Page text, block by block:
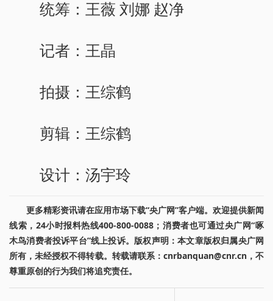
统筹：王薇 刘娜 赵净
记者：王晶
拍摄：王综鹤
剪辑：王综鹤
设计：汤宇玲
更多精彩资讯请在应用市场下载“央广网”客户端。欢迎提供新闻
线索，24小时报料热线400-800-0088；消费者也可通过央广网“啄
木鸟消费者投诉平台”线上投诉。版权声明：本文章版权归属央广网
所有，未经授权不得转载。转载请联系：cnrbanquan@cnr.cn，不
尊重原创的行为我们将追究责任。